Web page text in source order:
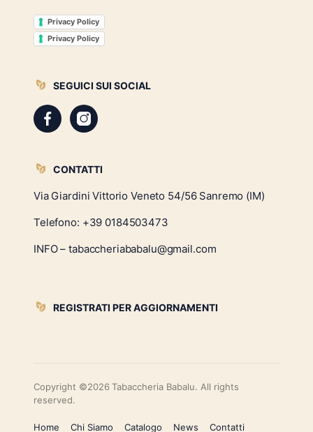
Privacy Policy
Privacy Policy
SEGUICI SUI SOCIAL
CONTATTI
Via Giardini Vittorio Veneto 54/56 Sanremo (IM)
Telefono: +39 0184503473
INFO – tabaccheriababalu@gmail.com
REGISTRATI PER AGGIORNAMENTI
Copyright ©2026 Tabaccheria Babalu. All rights
reserved.
Home Chi Siamo Catalogo News Contatti